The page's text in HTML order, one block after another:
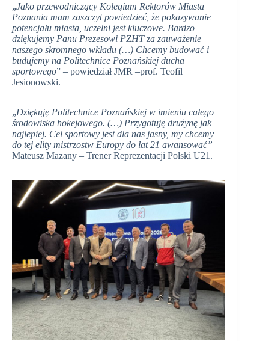
„Jako przewodniczący Kolegium Rektorów Miasta
Poznania mam zaszczyt powiedzieć, że pokazywanie
potencjału miasta, uczelni jest kluczowe. Bardzo
dziękujemy Panu Prezesowi PZHT za zauważenie
naszego skromnego wkładu (…) Chcemy budować i
budujemy na Politechnice Poznańskiej ducha
sportowego” – powiedział JMR –prof. Teofil
Jesionowski.
„Dziękuję Politechnice Poznańskiej w imieniu całego
środowiska hokejowego. (…) Przygotuję drużynę jak
najlepiej. Cel sportowy jest dla nas jasny, my chcemy
do tej elity mistrzostw Europy do lat 21 awansować” –
Mateusz Mazany – Trener Reprezentacji Polski U21.